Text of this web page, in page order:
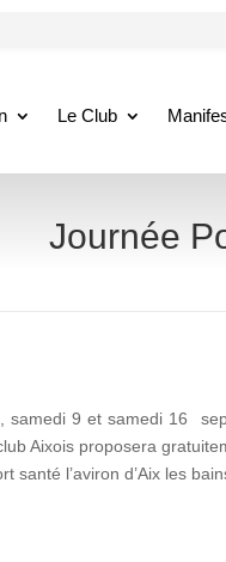
Le Club
Journée
samedi 9 et samedi 16
Aixois proposera
santé l’aviron d’Aix les